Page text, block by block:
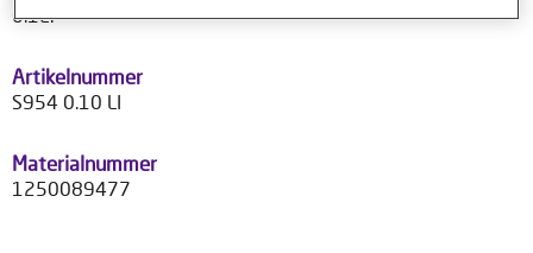
0.1LT
Artikelnummer
S954 0.10 LI
Materialnummer
1250089477